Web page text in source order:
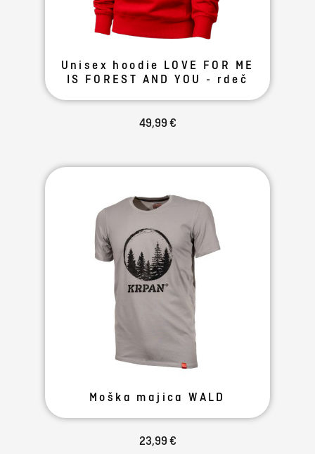
Unisex hoodie LOVE FOR ME
IS FOREST AND YOU - rdeč
49,99 €
Moška majica WALD
23,99 €